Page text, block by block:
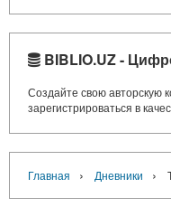
BIBLIO.UZ -
Создайте свою авторскую
зарегистрироваться в
Главная › Дневники ›